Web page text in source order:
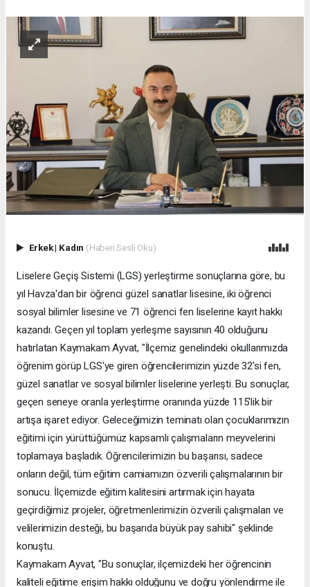
Erkek| Kadın (Haberi Sesli Oku)
Liselere Geçiş Sistemi (LGS) yerleştirme sonuçlarına göre, bu
yıl Havza'dan bir öğrenci güzel sanatlar lisesine, iki öğrenci
sosyal bilimler lisesine ve 71 öğrenci fen liselerine kayıt hakkı
kazandı. Geçen yıl toplam yerleşme sayısının 40 olduğunu
hatırlatan Kaymakam Ayvat, "İlçemiz genelindeki okullarımızda
öğrenim görüp LGS'ye giren öğrencilerimizin yüzde 32'si fen,
güzel sanatlar ve sosyal bilimler liselerine yerleşti. Bu sonuçlar,
geçen seneye oranla yerleştirme oranında yüzde 115'lik bir
artışa işaret ediyor. Geleceğimizin teminatı olan çocuklarımızın
eğitimi için yürüttüğümüz kapsamlı çalışmaların meyvelerini
toplamaya başladık. Öğrencilerimizin bu başarısı, sadece
onların değil, tüm eğitim camiamızın özverili çalışmalarının bir
sonucu. İlçemizde eğitim kalitesini artırmak için hayata
geçirdiğimiz projeler, öğretmenlerimizin özverili çalışmaları ve
velilerimizin desteği, bu başarıda büyük pay sahibi" şeklinde
konuştu.
Kaymakam Ayvat, "Bu sonuçlar, ilçemizdeki her öğrencinin
kaliteli eğitime erişim hakkı olduğunu ve doğru yönlendirme ile